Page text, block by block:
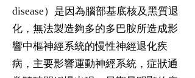
disease）是因為腦部基底核及黑質退
化，無法製造夠多的多巴胺所造成影
響中樞神經系統的慢性神經退化疾
病 ，主要影響運動神經系統 ，症狀通